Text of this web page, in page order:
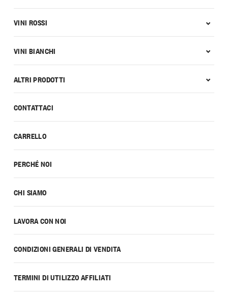
CONTATTACI
CARRELLO
PERCHÉ NOI
CHI SIAMO
LAVORA CON NOI
CONDIZIONI GENERALI DI VENDITA
TERMINI DI UTILIZZO AFFILIATI
VINI ROSSI
VINI BIANCHI
ALTRI PRODOTTI